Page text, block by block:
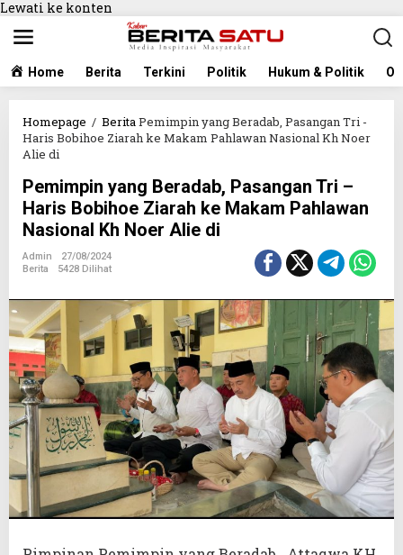
Lewati ke konten
Home Berita Terkini Politik Hukum & Politik
Homepage / BeritaPemimpin yang Beradab, Pasangan Tri -
Haris Bobihoe Ziarah ke Makam Pahlawan Nasional Kh Noer
Alie di
Pemimpin yang Beradab, Pasangan Tri –
Haris Bobihoe Ziarah ke Makam Pahlawan
Nasional Kh Noer Alie di
Admin
27/08/2024
Berita
5428 Dilihat